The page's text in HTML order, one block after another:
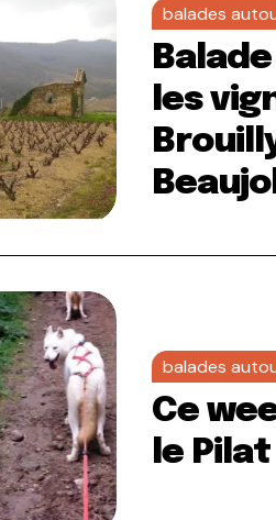
balades
les
balades
Ce
le Pilat